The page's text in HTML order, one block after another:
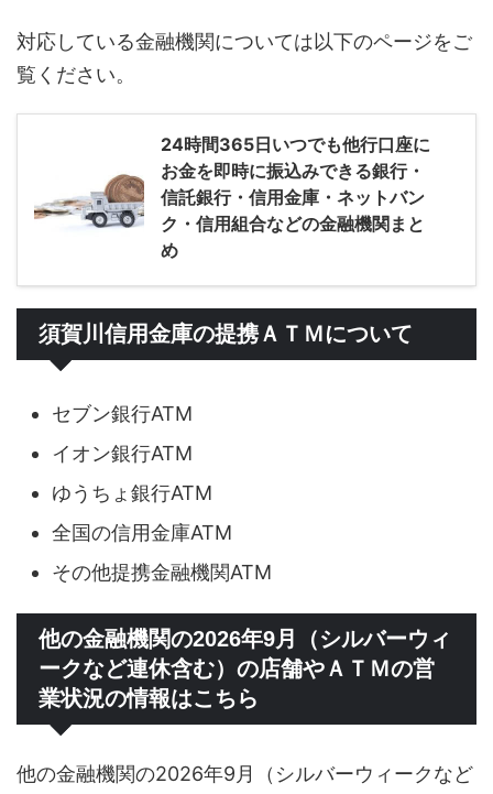
対応している金融機関については以下のページをご
覧ください。
24時間365日いつでも他行口座に
お金を即時に振込みできる銀行・
信託銀行・信用金庫・ネットバン
ク・信用組合などの金融機関まと
め
須賀川信用金庫の提携ＡＴＭについて
セブン銀行ATM
イオン銀行ATM
ゆうちょ銀行ATM
全国の信用金庫ATM
その他提携金融機関ATM
他の金融機関の2026年9月（シルバーウィ
ークなど連休含む）の店舗やＡＴＭの営
業状況の情報はこちら
他の金融機関の2026年9月（シルバーウィークなど